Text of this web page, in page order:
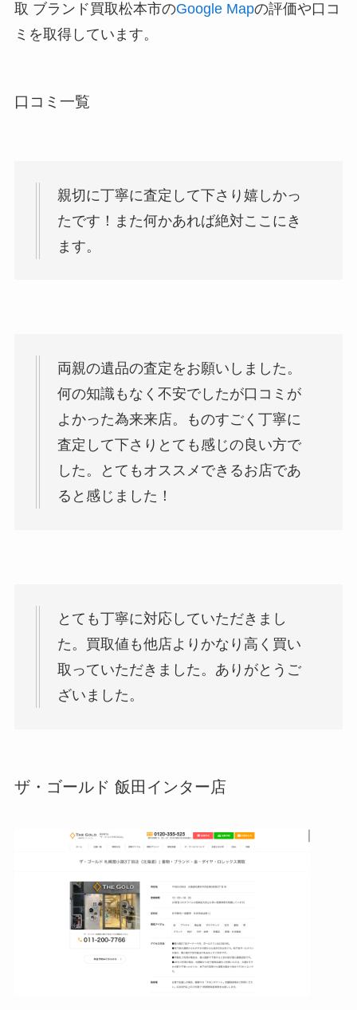
取 ブランド買取松本市のGoogle Mapの評価や口コ
ミを取得しています。
口コミ一覧
親切に丁寧に査定して下さり嬉しかっ
たです！また何かあれば絶対ここにき
ます。
両親の遺品の査定をお願いしました。
何の知識もなく不安でしたが口コミが
よかった為来来店。ものすごく丁寧に
査定して下さりとても感じの良い方で
した。とてもオススメできるお店であ
ると感じました！
とても丁寧に対応していただきまし
た。買取値も他店よりかなり高く買い
取っていただきました。ありがとうご
ざいました。
ザ・ゴールド 飯田インター店